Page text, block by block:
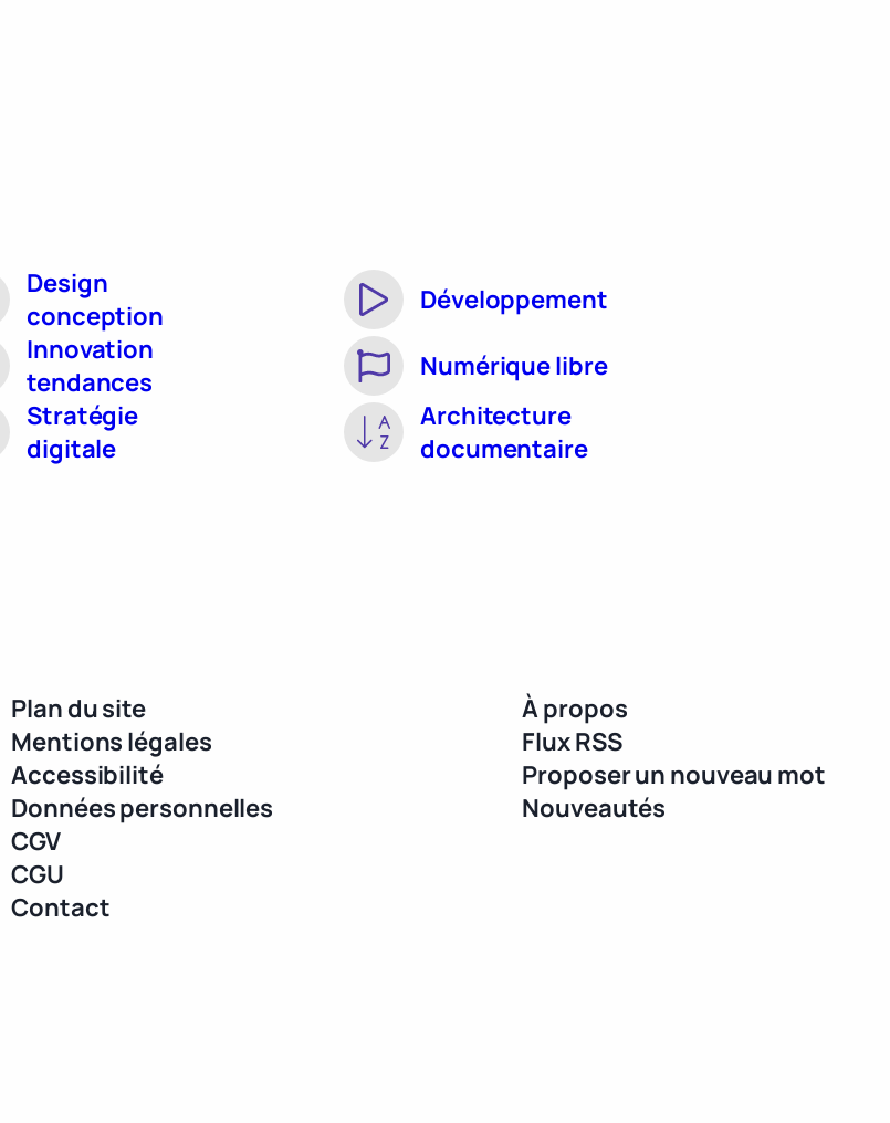
Design
conception
Développement
Innovation
tendances
Numérique libre
Stratégie
digitale
Architecture
documentaire
Plan du site
Mentions légales
Accessibilité
Données personnelles
CGV
CGU
Contact
À propos
Flux RSS
Proposer un nouveau mot
Nouveautés